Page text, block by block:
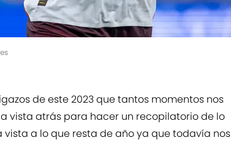
de este 2023 que tantos momentos nos
vista atrás para hacer un recopilatorio de lo
a lo que resta de año ya que todavía nos